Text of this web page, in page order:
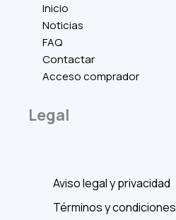
Inicio
Noticias
FAQ
Contactar
Acceso comprador
Legal
Aviso legal y privacidad
Términos y condiciones